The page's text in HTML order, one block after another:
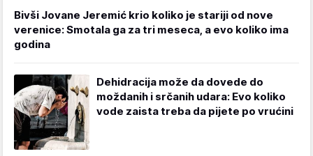
Bivši Jovane Jeremić krio koliko je stariji od nove
verenice: Smotala ga za tri meseca, a evo koliko ima
godina
Dehidracija može da dovede do
moždanih i srčanih udara: Evo koliko
vode zaista treba da pijete po vrućini